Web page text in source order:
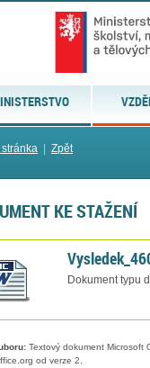
Zpět
KE STAŽENÍ
Dokument typu
Textový dokument Microsoft
od verze 2.